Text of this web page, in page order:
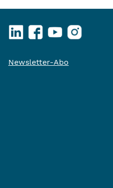
LinkedInFacebookYouTubeInstagram
Newsletter-Abo